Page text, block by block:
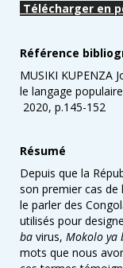
Télécharger en
Référence
MUSIKI KUPENZA
le langage
2020, p.145-152
Résumé
Depuis que la
son premier cas de
le parler des
utilisés pour
ba virus, Mokolo ya
mots que nous